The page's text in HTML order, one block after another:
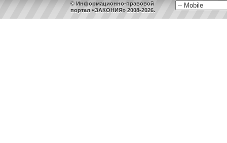
© Информационно-правовой
портал «ЗАКОНИЯ» 2008-2026.